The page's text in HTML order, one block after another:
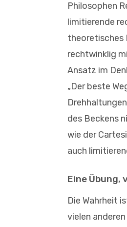
Philosophen
limitierende
theoretisches
rechtwinklig
Ansatz im
„Der beste
des Beckens
wie der
auch
Eine Übung,
Die Wahrheit
vielen